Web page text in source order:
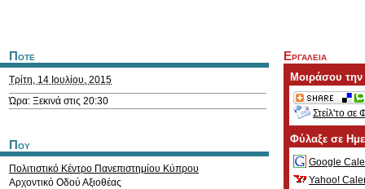
Ποτε
Τρίτη, 14 Ιουλίου, 2015
Ώρα: Ξεκινά στις 20:30
Που
Πολιτιστικό Κέντρο Πανεπιστημίου Κύπρου
Αρχοντικό Οδού Αξιοθέας
Εργαλεια
Μοιράσου
Στείλ'το σε
Φύλαξε σε
Google
Yahoo!